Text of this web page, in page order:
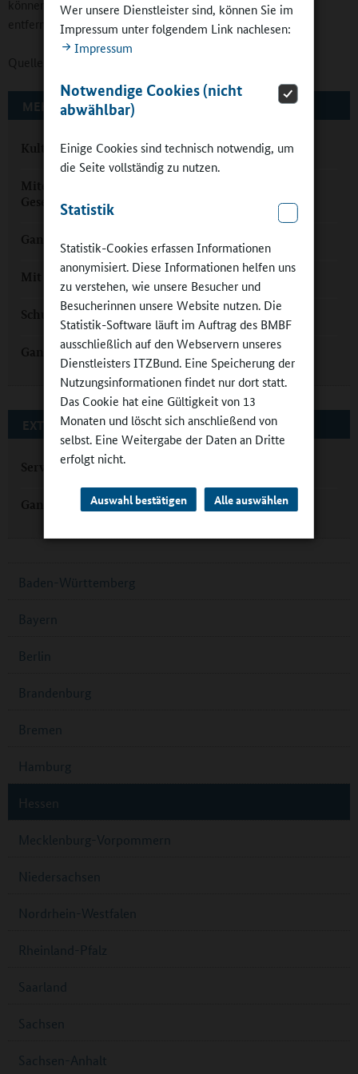
Wer unsere Dienstleister sind, können Sie im
Impressum unter folgendem Link nachlesen:
Impressum
Notwendige Cookies (nicht
abwählbar)
Einige Cookies sind technisch notwendig, um
die Seite vollständig zu nutzen.
Statistik
Statistik-Cookies erfassen Informationen
anonymisiert. Diese Informationen helfen uns
zu verstehen, wie unsere Besucher und
Besucherinnen unsere Website nutzen. Die
Statistik-Software läuft im Auftrag des BMBF
ausschließlich auf den Webservern unseres
Dienstleisters ITZBund. Eine Speicherung der
Nutzungsinformationen findet nur dort statt.
Das Cookie hat eine Gültigkeit von 13
Monaten und löscht sich anschließend von
selbst. Eine Weitergabe der Daten an Dritte
erfolgt nicht.
Auswahl bestätigen Alle auswählen
können mithilfe des Kulturbus Hessen problemlos weiter
entfernte kulturelle Ziele erreichen.
Quelle:
MEHR ZUM THEMA AUF GANZTAGSSCHULEN.ORG
Kulturelle Bildung
Miteinander im Ganztag: Chance für unsere
Gesellschaft
Ganztag in Groß-Zimmern: Musik in der Luft
Mit Musik ins Ganztagsangebot
Schule am Budenberg: Bestmöglich fördern
Ganztag in Hessen: Schulentwicklung mit Kultur
EXTERNE LINKS
Serviceagentur Ganztag Hessen
Ganztagsprogramm des Landes Hessen
Baden-Württemberg
Bayern
Berlin
Brandenburg
Bremen
Hamburg
Hessen
Mecklenburg-Vorpommern
Niedersachsen
Nordrhein-Westfalen
Rheinland-Pfalz
Saarland
Sachsen
Sachsen-Anhalt